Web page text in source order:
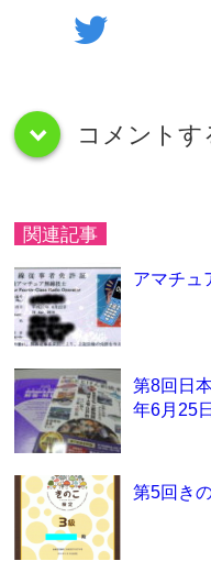
twitter
down コメントす
関連記事
アマチ
第8回日
年6月25
第5回き